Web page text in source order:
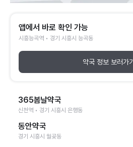
앱에서 바로 확인 가능
시흥능곡역 • 경기 시흥시 능곡동
약국 정보 보러가기
365봄날약국
신천역 • 경기 시흥시 은행동
동안약국
경기 시흥시 월곶동